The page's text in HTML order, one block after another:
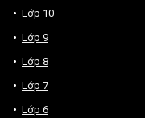
Lớp 10
Lớp 9
Lớp 8
Lớp 7
Lớp 6